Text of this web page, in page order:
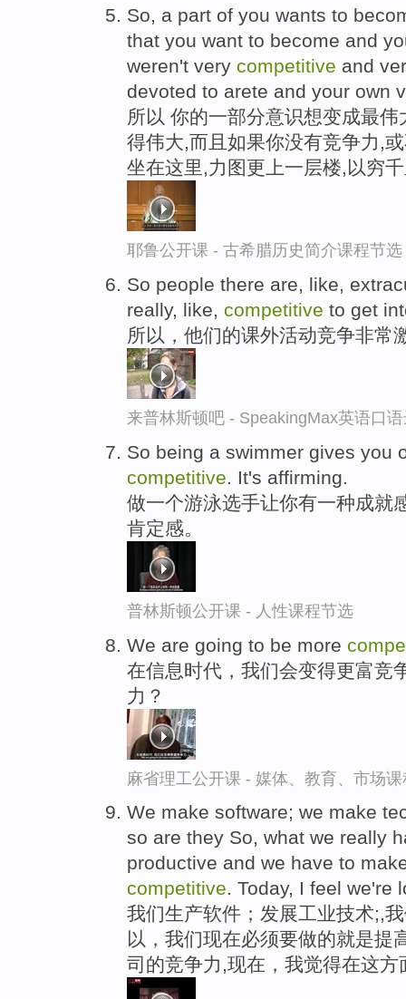
So, a part of you wants to
that you want to become and
weren't very competitive and
devoted to arete and your own
所以 你的一部分意识想变成最
得伟大,而且如果你没有竞争力,
坐在这里,力图更上一层楼,以穷
耶鲁公开课 - 古希腊历史简介课程节选
So people there are, like,
really, like, competitive to get
所以，他们的课外活动竞争非常
来普林斯顿吧 - SpeakingMax英语口
So being a swimmer gives you
competitive. It's affirming.
做一个游泳选手让你有一种成就
肯定感。
普林斯顿公开课 - 人性课程节选
We are going to be more
在信息时代，我们会变得更富竞
力？
麻省理工公开课 - 媒体、教育、市场
We make software; we make
so are they So, what we really
productive and we have to
competitive. Today, I feel we're
我们生产软件；发展工业技术;,
以，我们现在必须要做的就是提
司的竞争力,现在，我觉得在这